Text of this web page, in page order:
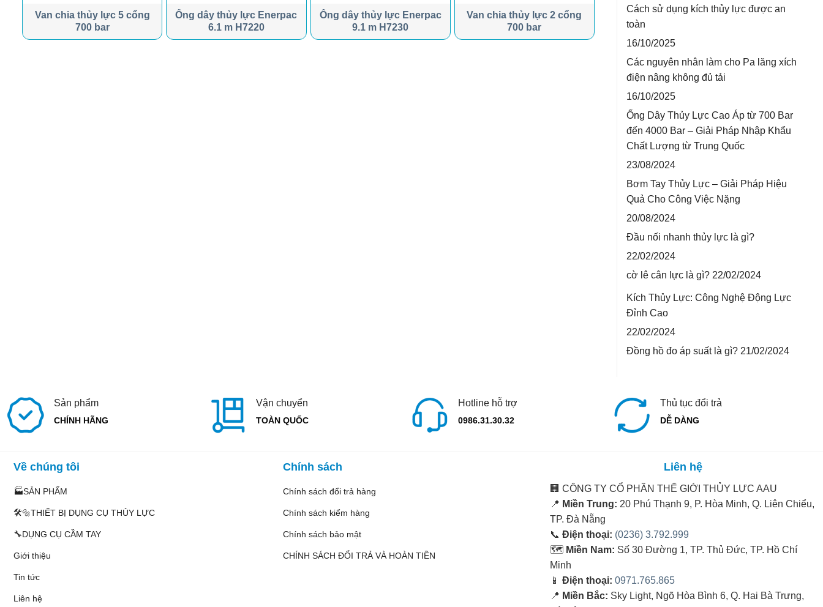
Cách sử dụng kích thủy lực được an
toàn
16/10/2025
Các nguyên nhân làm cho Pa lăng xích
điện nâng không đủ tải
16/10/2025
Ống Dây Thủy Lực Cao Áp từ 700 Bar
đến 4000 Bar – Giải Pháp Nhập Khẩu
Chất Lượng từ Trung Quốc
23/08/2024
Bơm Tay Thủy Lực – Giải Pháp Hiệu
Quả Cho Công Việc Nặng
20/08/2024
Đầu nối nhanh thủy lực là gì?
22/02/2024
cờ lê cân lực là gì? 22/02/2024
Kích Thủy Lực: Công Nghệ Động Lực
Đỉnh Cao
22/02/2024
Đồng hồ đo áp suất là gì? 21/02/2024
Van chia thủy lực 5 cổng
700 bar
Ống dây thủy lực Enerpac
6.1 m H7220
Ống dây thủy lực Enerpac
9.1 m H7230
Van chia thủy lực 2 cổng
700 bar
Sản phẩm
CHÍNH HÃNG
Vận chuyển
TOÀN QUỐC
Hotline hỗ trợ
0986.31.30.32
Thủ tục đổi trả
DỄ DÀNG
Về chúng tôi
🏭SẢN PHẨM
🛠️🔩THIẾT BỊ DỤNG CỤ THỦY LỰC
🔧DỤNG CỤ CẦM TAY
Giới thiệu
Tin tức
Liên hệ
Chính sách
Chính sách đổi trả hàng
Chính sách kiểm hàng
Chính sách bảo mật
CHÍNH SÁCH ĐỔI TRẢ VÀ HOÀN TIỀN
Liên hệ
🏢 CÔNG TY CỔ PHẦN THẾ GIỚI THỦY LỰC AAU
📍 Miền Trung: 20 Phú Thạnh 9, P. Hòa Minh, Q. Liên Chiểu,
TP. Đà Nẵng
📞 Điện thoại: (0236) 3.792.999
🗺️ Miền Nam: Số 30 Đường 1, TP. Thủ Đức, TP. Hồ Chí
Minh
📱 Điện thoại: 0971.765.865
📍 Miền Bắc: Sky Light, Ngõ Hòa Bình 6, Q. Hai Bà Trưng,